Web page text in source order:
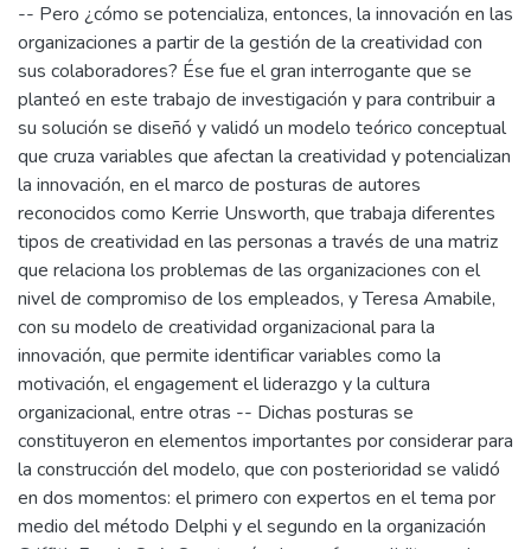
-- Pero ¿cómo se potencializa, entonces, la innovación en las
organizaciones a partir de la gestión de la creatividad con
sus colaboradores? Ése fue el gran interrogante que se
planteó en este trabajo de investigación y para contribuir a
su solución se diseñó y validó un modelo teórico conceptual
que cruza variables que afectan la creatividad y potencializan
la innovación, en el marco de posturas de autores
reconocidos como Kerrie Unsworth, que trabaja diferentes
tipos de creatividad en las personas a través de una matriz
que relaciona los problemas de las organizaciones con el
nivel de compromiso de los empleados, y Teresa Amabile,
con su modelo de creatividad organizacional para la
innovación, que permite identificar variables como la
motivación, el engagement el liderazgo y la cultura
organizacional, entre otras -- Dichas posturas se
constituyeron en elementos importantes por considerar para
la construcción del modelo, que con posterioridad se validó
en dos momentos: el primero con expertos en el tema por
medio del método Delphi y el segundo en la organización